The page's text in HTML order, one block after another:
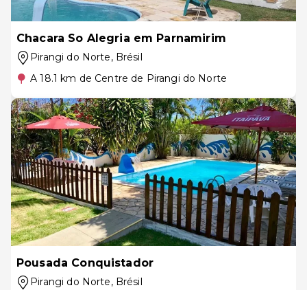
Chacara So Alegria em Parnamirim
Pirangi do Norte, Brésil
A 18.1 km de Centre de Pirangi do Norte
Pousada Conquistador
Pirangi do Norte, Brésil